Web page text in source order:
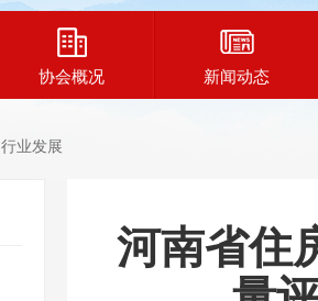
协会概况 新闻动态
行业发展
河南省住